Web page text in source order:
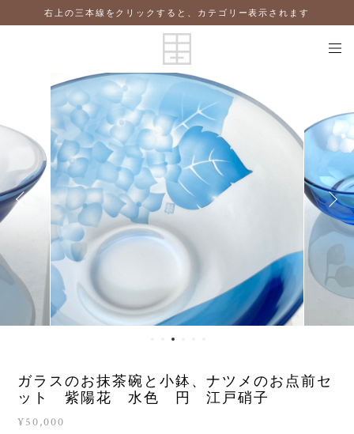
右上の三本線をクリックすると、カテゴリー表示されます
ガラスのお抹茶碗と小鉢、ナツメのお点前セ
ット 紫陽花 水色 円 江戸硝子
¥50,000